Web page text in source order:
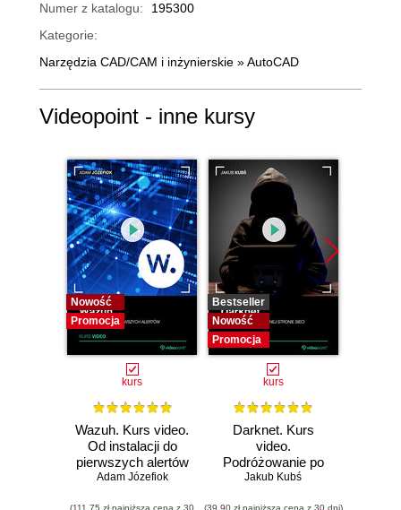
Numer z katalogu:
195300
Kategorie:
Narzędzia CAD/CAM i inżynierskie »AutoCAD
Videopoint - inne kursy
Nowość
Promocja
kurs
Wazuh. Kurs video.
Od instalacji do
pierwszych alertów
Adam Józefiok
(111,75 zł najniższa cena z 30
Bestseller
Nowość
Promocja
kurs
Darknet. Kurs
video.
Podróżowanie po
ciemnej stronie
Jakub Kubś
(39,90 zł najniższa cena z 30 dni)